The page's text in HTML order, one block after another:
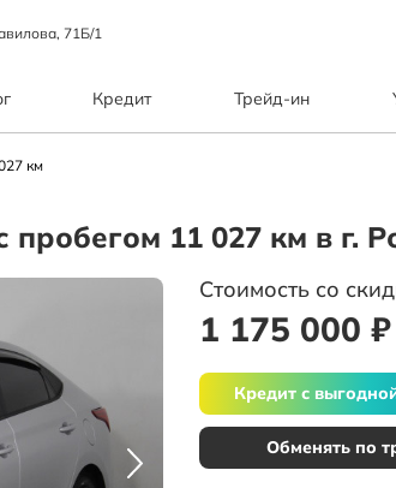
71Б/1
Кредит Трейд-ин
км
пробегом 11 027 км в г.
Стоимость со
1 175 000 ₽
Кредит с
Обменять по